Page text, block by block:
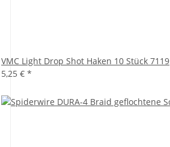
VMC Light Drop Shot Haken 10 Stück 7119
5,25 € *